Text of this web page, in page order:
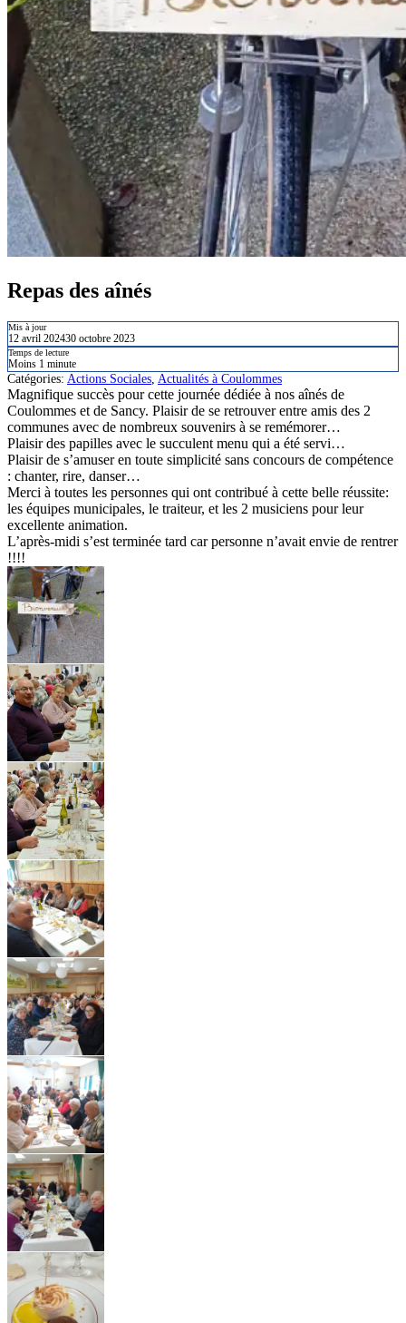
Repas des aînés
Mis à jour
12 avril 202430 octobre 2023
Temps de lecture
Moins 1 minute
Catégories: Actions Sociales Actualités à Coulommes
Magnifique succès pour cette journée dédiée à nos aînés de
Coulommes et de Sancy. Plaisir de se retrouver entre amis des 2
communes avec de nombreux souvenirs à se remémorer…
Plaisir des papilles avec le succulent menu qui a été servi…
Plaisir de s’amuser en toute simplicité sans concours de compétence
: chanter, rire, danser…
Merci à toutes les personnes qui ont contribué à cette belle réussite:
les équipes municipales, le traiteur, et les 2 musiciens pour leur
excellente animation.
L’après-midi s’est terminée tard car personne n’avait envie de rentrer
!!!!